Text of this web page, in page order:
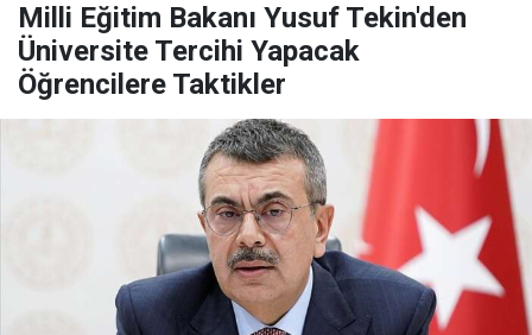
Milli Eğitim Bakanı Yusuf Tekin'den
Üniversite Tercihi Yapacak
Öğrencilere Taktikler